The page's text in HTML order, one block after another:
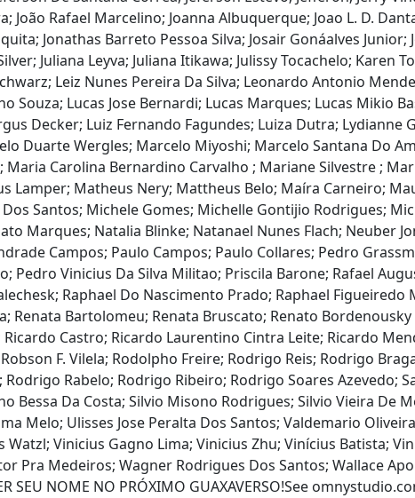
Rafael Marcelino; Joanna Albuquerque; Joao L. D.
Jonathas Barreto Pessoa Silva; Josair Gonáalves Junior;
Juliana Leyva; Juliana Itikawa; Julissy Tocachelo; Karen
Leiz Nunes Pereira Da Silva; Leonardo Antonio
Souza; Lucas Jose Bernardi; Lucas Marques; Lucas Mikio
Decker; Luiz Fernando Fagundes; Luiza Dutra;
Duarte Wergles; Marcelo Miyoshi; Marcelo Santana Do
Carolina Bernardino Carvalho ; Mariane Silvestre ;
Lamper; Matheus Nery; Mattheus Belo; Maíra Carneiro;
Santos; Michele Gomes; Michelle Gontijio Rodrigues;
Marques; Natalia Blinke; Natanael Nunes Flach; Neuber
Campos; Paulo Campos; Paulo Collares; Pedro
Pedro Vinicius Da Silva Militao; Priscila Barone; Rafael
Raphael Do Nascimento Prado; Raphael Figueiredo
Renata Bartolomeu; Renata Bruscato; Renato
Castro; Ricardo Laurentino Cintra Leite; Ricardo
F. Vilela; Rodolpho Freire; Rodrigo Reis; Rodrigo
Rabelo; Rodrigo Ribeiro; Rodrigo Soares Azevedo;
Bessa Da Costa; Silvio Misono Rodrigues; Silvio Vieira De
Melo; Ulisses Jose Peralta Dos Santos; Valdemario
Vinicius Gagno Lima; Vinicius Zhu; Vinícius Batista;
Pra Medeiros; Wagner Rodrigues Dos Santos; Wallace
SEU NOME NO PRÓXIMO GUAXAVERSO!See